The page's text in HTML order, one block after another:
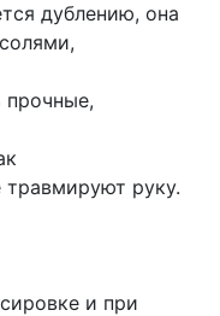
дублению, она
руку.
и при